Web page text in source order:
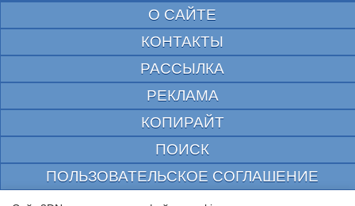
О САЙТЕ
КОНТАКТЫ
РАССЫЛКА
РЕКЛАМА
КОПИРАЙТ
ПОИСК
ПОЛЬЗОВАТЕЛЬСКОЕ СОГЛАШЕНИЕ